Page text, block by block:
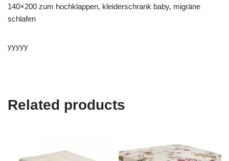
140×200 zum hochklappen, kleiderschrank baby, migräne
schlafen
yyyyy
Related products